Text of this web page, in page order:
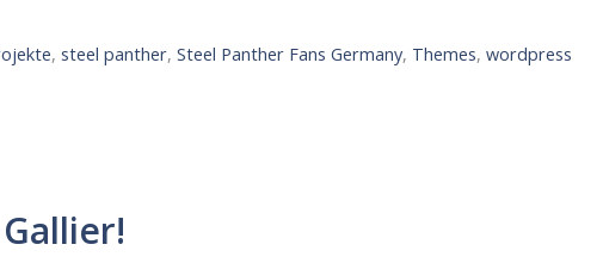
,steel panther,Steel Panther Fans Germany, Themes,wordpress